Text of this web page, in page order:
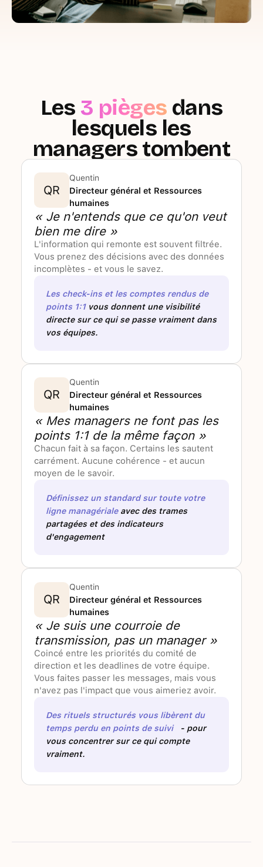
Les 3 pièges dans
lesquels les
managers tombent
QR
Quentin
Directeur général et Ressources
humaines
« Je n'entends que ce qu'on veut
bien me dire »
L'information qui remonte est souvent filtrée.
Vous prenez des décisions avec des données
incomplètes - et vous le savez.
Les check-ins et les comptes rendus de
points 1:1 vous donnent une visibilité
directe sur ce qui se passe vraiment dans
vos équipes.
QR
Quentin
Directeur général et Ressources
humaines
« Mes managers ne font pas les
points 1:1 de la même façon »
Chacun fait à sa façon. Certains les sautent
carrément. Aucune cohérence - et aucun
moyen de le savoir.
Définissez un standard sur toute votre
ligne managérialeavec des trames
partagées et des indicateurs
d'engagement
QR
Quentin
Directeur général et Ressources
humaines
« Je suis une courroie de
transmission, pas un manager »
Coincé entre les priorités du comité de
direction et les deadlines de votre équipe.
Vous faites passer les messages, mais vous
n'avez pas l'impact que vous aimeriez avoir.
Des rituels structurés vous libèrent du
temps perdu en points de suivi
- pour
vous concentrer sur ce qui compte
vraiment.